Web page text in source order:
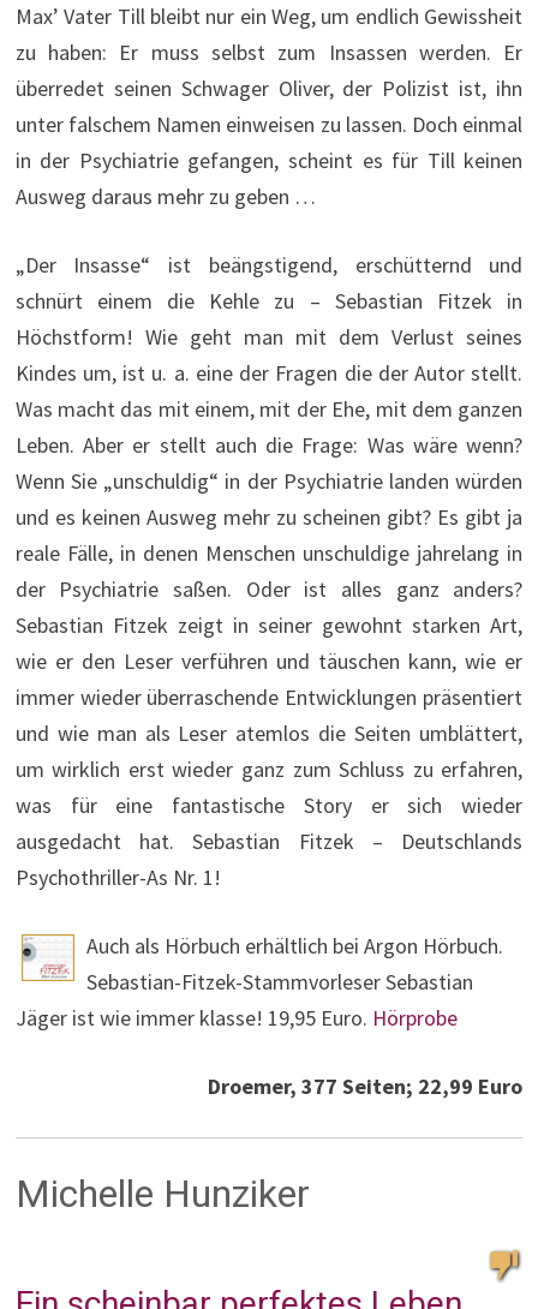
Max’ Vater Till bleibt nur ein Weg, um endlich Gewissheit
zu haben: Er muss selbst zum Insassen werden. Er
überredet seinen Schwager Oliver, der Polizist ist, ihn
unter falschem Namen einweisen zu lassen. Doch einmal
in der Psychiatrie gefangen, scheint es für Till keinen
Ausweg daraus mehr zu geben …
„Der Insasse“ ist beängstigend, erschütternd und
schnürt einem die Kehle zu – Sebastian Fitzek in
Höchstform! Wie geht man mit dem Verlust seines
Kindes um, ist u. a. eine der Fragen die der Autor stellt.
Was macht das mit einem, mit der Ehe, mit dem ganzen
Leben. Aber er stellt auch die Frage: Was wäre wenn?
Wenn Sie „unschuldig“ in der Psychiatrie landen würden
und es keinen Ausweg mehr zu scheinen gibt? Es gibt ja
reale Fälle, in denen Menschen unschuldige jahrelang in
der Psychiatrie saßen. Oder ist alles ganz anders?
Sebastian Fitzek zeigt in seiner gewohnt starken Art,
wie er den Leser verführen und täuschen kann, wie er
immer wieder überraschende Entwicklungen präsentiert
und wie man als Leser atemlos die Seiten umblättert,
um wirklich erst wieder ganz zum Schluss zu erfahren,
was für eine fantastische Story er sich wieder
ausgedacht hat. Sebastian Fitzek – Deutschlands
Psychothriller-As Nr. 1!
Auch als Hörbuch erhältlich bei Argon Hörbuch.
Sebastian-Fitzek-Stammvorleser Sebastian
Jäger ist wie immer klasse! 19,95 Euro. Hörprobe
Droemer, 377 Seiten; 22,99 Euro
Michelle Hunziker